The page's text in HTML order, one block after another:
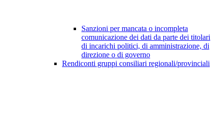
Sanzioni per mancata o incompleta
comunicazione dei dati da parte dei titolari
di incarichi politici, di amministrazione, di
direzione o di governo
Rendiconti gruppi consiliari regionali/provinciali